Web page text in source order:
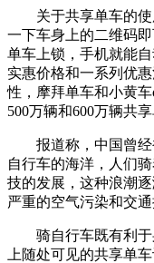
关于共享单车的使
一下车身上的二维码
单车上锁，手机就能
实惠价格和一系列优
性，摩拜单车和小黄
500万辆和600万辆共
报道称，中国曾经
自行车的海洋，人们
技的发展，这种浪潮
严重的空气污染和交通
骑自行车既有利于
上随处可见的共享单